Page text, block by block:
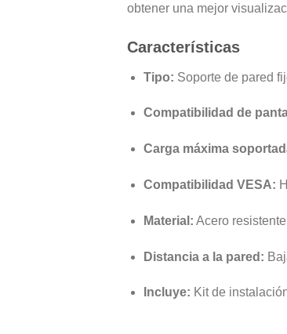
obtener una mejor
Características
Tipo: Soporte de pared
Compatibilidad de
Carga máxima
Compatibilidad VESA:
Material: Acero
Distancia a la pared:
Incluye: Kit de